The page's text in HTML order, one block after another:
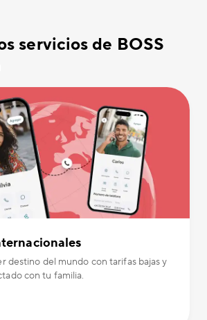
servicios de BOSS
destino del mundo con tarifas bajas y
con tu familia.